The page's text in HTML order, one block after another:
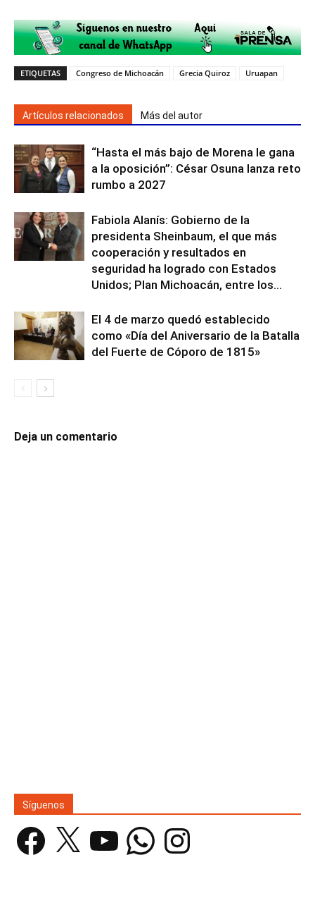
ETIQUETAS Congreso de Michoacán Grecia Quiroz Uruapan
Artículos relacionados Más del autor
“Hasta el más bajo de Morena le gana
a la oposición”: César Osuna lanza reto
rumbo a 2027
Fabiola Alanís: Gobierno de la
presidenta Sheinbaum, el que más
cooperación y resultados en
seguridad ha logrado con Estados
Unidos; Plan Michoacán, entre los...
El 4 de marzo quedó establecido
como «Día del Aniversario de la Batalla
del Fuerte de Cóporo de 1815»
Deja un comentario
Síguenos
Facebook YouTube WhatsAppInstagram